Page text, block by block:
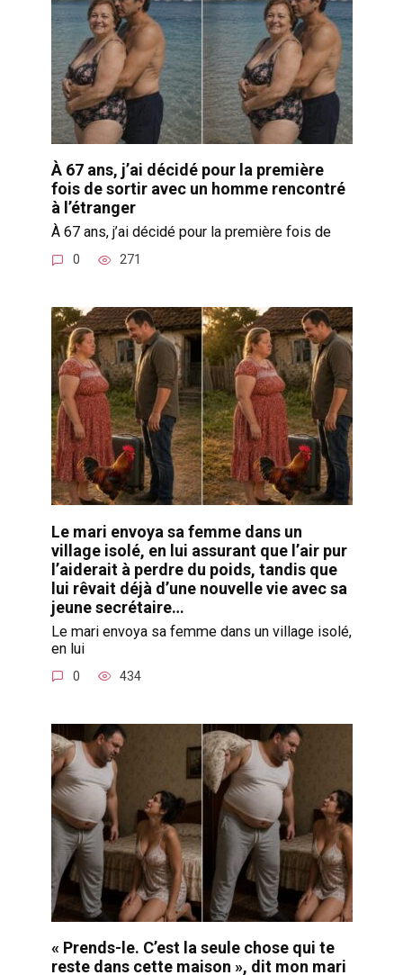
À 67 ans, j’ai décidé pour la première
fois de sortir avec un homme rencontré
à l’étranger
À 67 ans, j’ai décidé pour la première fois de
0 271
Le mari envoya sa femme dans un
village isolé, en lui assurant que l’air pur
l’aiderait à perdre du poids, tandis que
lui rêvait déjà d’une nouvelle vie avec sa
jeune secrétaire…
Le mari envoya sa femme dans un village isolé,
en lui
0 434
« Prends-le. C’est la seule chose qui te
reste dans cette maison », dit mon mari